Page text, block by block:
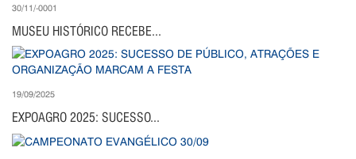
30/11/-0001
MUSEU HISTÓRICO RECEBE...
19/09/2025
EXPOAGRO 2025: SUCESSO...